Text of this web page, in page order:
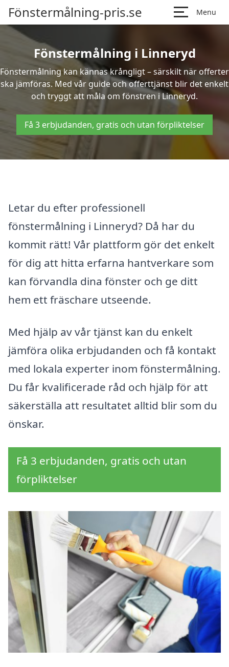
Fönstermålning-pris.se Menu
Fönstermålning i Linneryd
Fönstermålning kan kännas krångligt – särskilt när offerter
ska jämföras. Med vår guide och offerttjänst blir det enkelt
och tryggt att måla om fönstren i Linneryd.
Få 3 erbjudanden, gratis och utan förpliktelser
Letar du efter professionell
fönstermålning i Linneryd? Då har du
kommit rätt! Vår plattform gör det enkelt
för dig att hitta erfarna hantverkare som
kan förvandla dina fönster och ge ditt
hem ett fräschare utseende.
Med hjälp av vår tjänst kan du enkelt
jämföra olika erbjudanden och få kontakt
med lokala experter inom fönstermålning.
Du får kvalificerade råd och hjälp för att
säkerställa att resultatet alltid blir som du
önskar.
Få 3 erbjudanden, gratis och utan
förpliktelser